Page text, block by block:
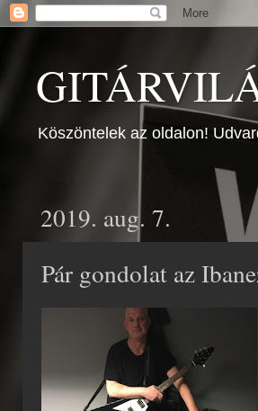
Köszöntelek az oldalon!
2019. aug. 7.
Pár gondolat az